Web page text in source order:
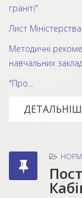
граніті"
Лист
Методичні
навчальних
"Про...